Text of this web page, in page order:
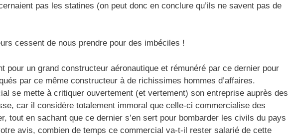
pas les statines (on peut donc en conclure qu’ils ne savent pas de
cessent de nous prendre pour des imbéciles !
pour un grand constructeur aéronautique et rémunéré par ce dernier pour
par ce même constructeur à de richissimes hommes d’affaires.
se mette à critiquer ouvertement (et vertement) son entreprise auprès des
car il considère totalement immoral que celle-ci commercialise des
tout en sachant que ce dernier s’en sert pour bombarder les civils du pays
avis, combien de temps ce commercial va-t-il rester salarié de cette